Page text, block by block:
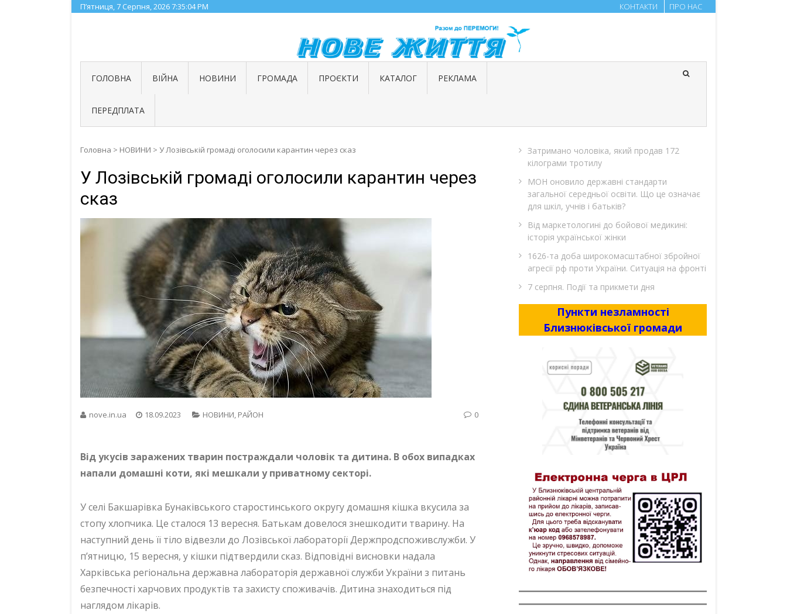
Skip
to
П’ятниця, 7 Серпня, 20267:35:05 PM КОНТАКТИ ПРО НАС
ГОЛОВНА ВІЙНА НОВИНИ ГРОМАДА ПРОЄКТИ КАТАЛОГ РЕКЛАМА
ПЕРЕДПЛАТА
Головна > НОВИНИ > У Лозівській громаді оголосили карантин через сказ
У Лозівській громаді оголосили карантин через
сказ
nove.in.ua 18.09.2023 НОВИНИ РАЙОН 0
Від укусів заражених тварин постраждали чоловік та дитина. В обох випадках
напали домашні коти, які мешкали у приватному секторі.
У селі Бакшарівка Бунаківського старостинського округу домашня кішка вкусила за
стопу хлопчика. Це сталося 13 вересня. Батькам довелося знешкодити тварину. На
наступний день її тіло відвезли до Лозівської лабораторії Держпродспоживслужби. У
п’ятницю, 15 вересня, у кішки підтвердили сказ. Відповідні висновки надала
Харківська регіональна державна лабораторія державної служби України з питань
безпечності харчових продуктів та захисту споживачів. Дитина знаходиться під
наглядом лікарів.
Затримано чоловіка, який продав 172
кілограми тротилу
МОН оновило державні стандарти
загальної середньої освіти. Що це означає
для шкіл, учнів і батьків?
Від маркетологині до бойової медикині:
історія української жінки
1626-та доба широкомасштабної збройної
агресії рф проти України. Ситуація на фронті
7 серпня. Події та прикмети дня
Пункти незламності
Близнюківської громади